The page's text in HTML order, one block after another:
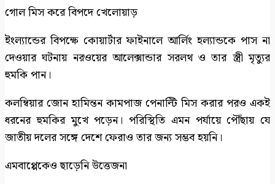
গোল মিস করে বিপদে খেলোয়াড়
ইংল্যান্ডের বিপক্ষে কোয়ার্টার ফাইনালে আর্লিং হল্যান্ডকে পাস না
দেওয়ার ঘটনায় নরওয়ের আলেক্সান্ডার সরলথ ও তার স্ত্রী মৃত্যুর
হুমকি পান।
কলম্বিয়ার জোন হামিন্তন কামপাজ পেনাল্টি মিস করার পরও একই
ধরনের হুমকির মুখে পড়েন। পরিস্থিতি এমন পর্যায়ে পৌঁছায় যে
জাতীয় দলের সঙ্গে দেশে ফেরাও তার জন্য সম্ভব হয়নি।
এমবাপ্পেকেও ছাড়েনি উত্তেজনা